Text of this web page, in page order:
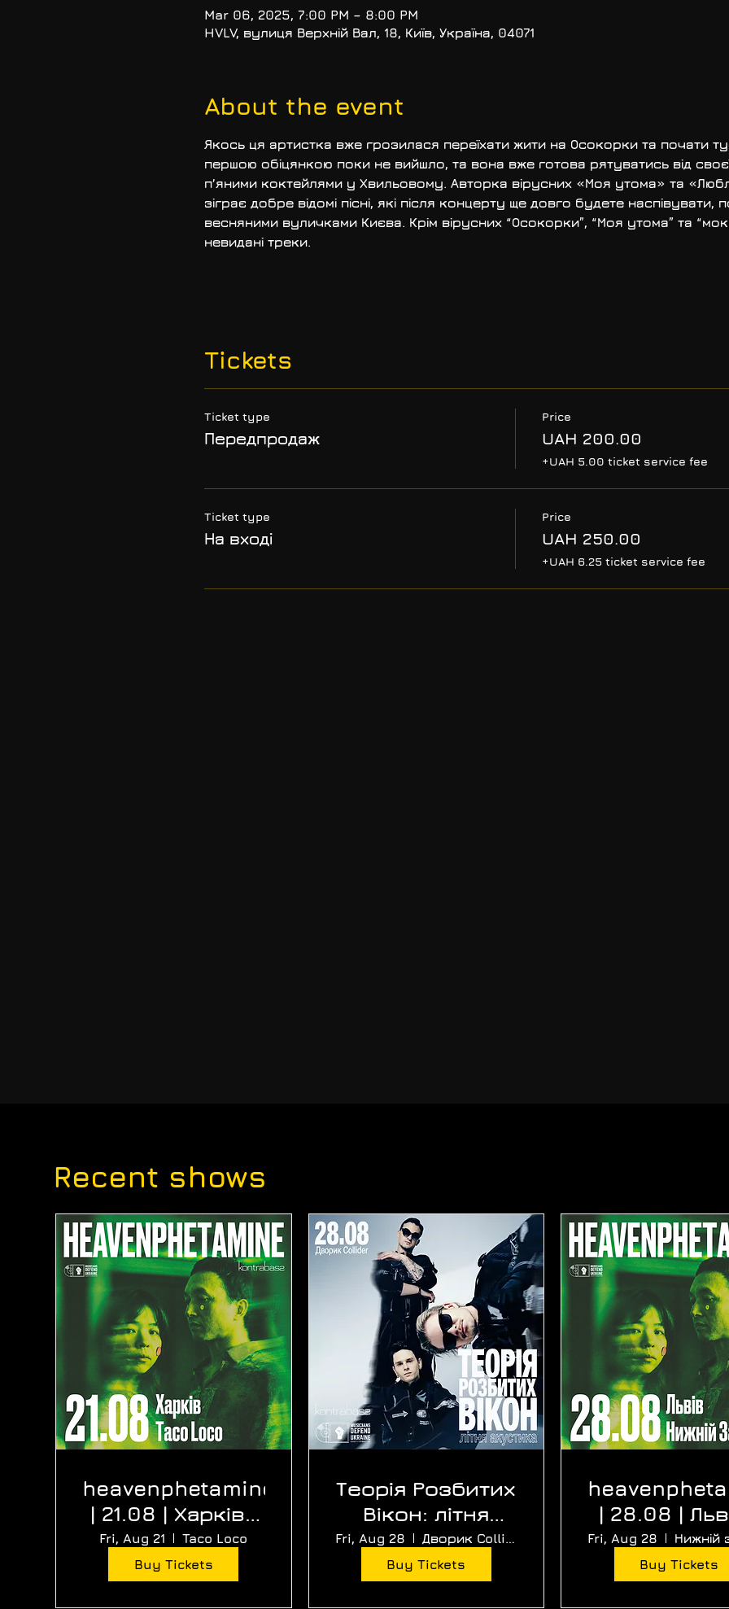
Mar 06, 2025, 7:00 PM – 8:00 PM
HVLV, вулиця Верхній Вал, 18, Київ, Україна, 04071
About the event
Якось ця артистка вже грозилася переїхати жити на Осокорки та почати
першою обіцянкою поки не вийшло, та вона вже готова рятуватись від
п’яними коктейлями у Хвильовому. Авторка вірусних «Моя утома» та
зіграє добре відомі пісні, які після концерту ще довго будете
весняними вуличками Києва. Крім вірусних “Осокорки”, “Моя утома” та
невидані треки.
Tickets
Ticket type
Передпродаж
Price
UAH 200.00
+UAH 5.00 ticket service fee
Ticket type
На вході
Price
UAH 250.00
+UAH 6.25 ticket service fee
Recent shows
heavenphetamine
| 21.08 | Харків |
Taco Loco
Fri, Aug 21
Taco Loco
Buy Tickets
Теорія Розбитих
Вікон: літня
акустика | Київ |
28.08.
Fri, Aug 28
Дворик Collider (Верба)
Buy Tickets
| 28.08 |
Нижній
Fri, Aug 28
Buy Tickets